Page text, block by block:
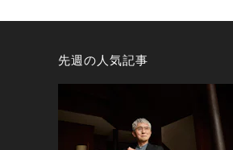
先週の人気記事